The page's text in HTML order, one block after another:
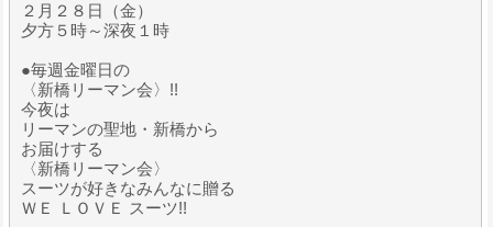
２月２８日（金）
夕方５時～深夜１時
●毎週金曜日の
〈新橋リーマン会〉!!
今夜は
リーマンの聖地・新橋から
お届けする
〈新橋リーマン会〉
スーツが好きなみんなに贈る
ＷＥ ＬＯＶＥ スーツ!!